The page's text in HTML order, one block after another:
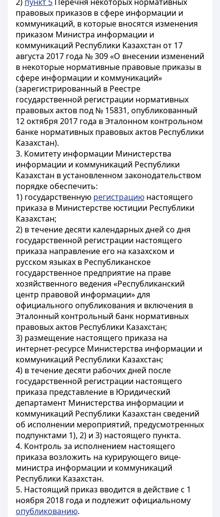
правовых приказов в сфере информации и
коммуникаций, в которые вносятся изменения
приказом Министра информации и
коммуникаций Республики Казахстан от 17
августа 2017 года № 309 «О внесении изменений
в некоторые нормативные правовые приказы в
сфере информации и коммуникаций»
(зарегистрированный в Реестре
государственной регистрации нормативных
правовых актов под № 15831, опубликованный
12 октября 2017 года в Эталонном контрольном
банке нормативных правовых актов Республики
Казахстан).
3. Комитету информации Министерства
информации и коммуникаций Республики
Казахстан в установленном законодательством
порядке обеспечить:
1) государственную регистрацию настоящего
приказа в Министерстве юстиции Республики
Казахстан;
2) в течение десяти календарных дней со дня
государственной регистрации настоящего
приказа направление его на казахском и
русском языках в Республиканское
государственное предприятие на праве
хозяйственного ведения «Республиканский
центр правовой информации» для
официального опубликования и включения в
Эталонный контрольный банк нормативных
правовых актов Республики Казахстан;
3) размещение настоящего приказа на
интернет-ресурсе Министерства информации и
коммуникаций Республики Казахстан;
4) в течение десяти рабочих дней после
государственной регистрации настоящего
приказа представление в Юридический
департамент Министерства информации и
коммуникаций Республики Казахстан сведений
об исполнении мероприятий, предусмотренных
подпунктами 1), 2) и 3) настоящего пункта.
4. Контроль за исполнением настоящего
приказа возложить на курирующего вице-
министра информации и коммуникаций
Республики Казахстан.
5. Настоящий приказ вводится в действие с 1
ноября 2018 года и подлежит официальному
опубликованию.